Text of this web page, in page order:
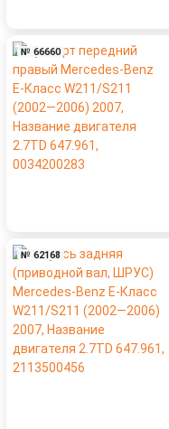
№ 66660
№ 62168